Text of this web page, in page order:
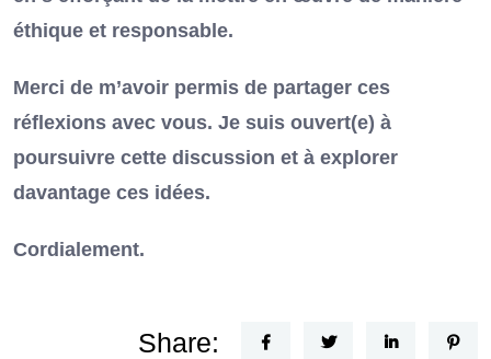
éthique et responsable.
Merci de m’avoir permis de partager ces
réflexions avec vous. Je suis ouvert(e) à
poursuivre cette discussion et à explorer
davantage ces idées.
Cordialement.
Share: